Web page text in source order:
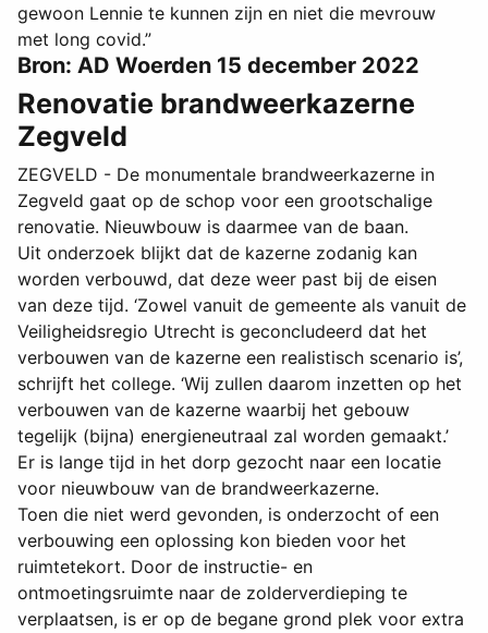
gewoon Lennie te kunnen zijn en niet die mevrouw
met long covid.”
Bron: AD Woerden 15 december 2022
Renovatie brandweerkazerne
Zegveld
ZEGVELD - De monumentale brandweerkazerne in
Zegveld gaat op de schop voor een grootschalige
renovatie. Nieuwbouw is daarmee van de baan.
Uit onderzoek blijkt dat de kazerne zodanig kan
worden verbouwd, dat deze weer past bij de eisen
van deze tijd. ‘Zowel vanuit de gemeente als vanuit de
Veiligheidsregio Utrecht is geconcludeerd dat het
verbouwen van de kazerne een realistisch scenario is’,
schrijft het college. ‘Wij zullen daarom inzetten op het
verbouwen van de kazerne waarbij het gebouw
tegelijk (bijna) energieneutraal zal worden gemaakt.’
Er is lange tijd in het dorp gezocht naar een locatie
voor nieuwbouw van de brandweerkazerne.
Toen die niet werd gevonden, is onderzocht of een
verbouwing een oplossing kon bieden voor het
ruimtetekort. Door de instructie- en
ontmoetingsruimte naar de zolderverdieping te
verplaatsen, is er op de begane grond plek voor extra